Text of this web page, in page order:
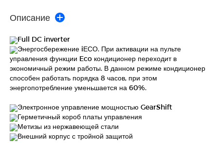
Описание
Full DC inverter
Энергосбережение iЕСО. При активации на пульте
управления функции Eco кондиционер переходит в
экономичный режим работы. В данном режиме кондиционер
способен работать порядка 8 часов, при этом
энергопотребление уменьшается на 60%.
Электронное управление мощностью GearShift
Герметичный короб платы управления
Метизы из нержавеющей стали
Внешний корпус с тройной защитой